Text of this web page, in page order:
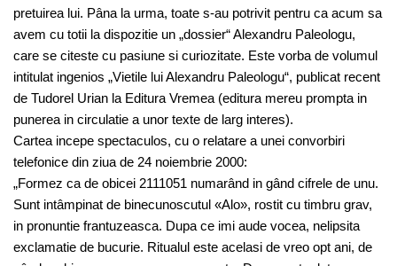
pretuirea lui. Pâna la urma, toate s-au potrivit pentru ca acum sa
avem cu totii la dispozitie un „dossier“ Alexandru Paleologu,
care se citeste cu pasiune si curiozitate. Este vorba de volumul
intitulat ingenios „Vietile lui Alexandru Paleologu“, publicat recent
de Tudorel Urian la Editura Vremea (editura mereu prompta in
punerea in circulatie a unor texte de larg interes).
Cartea incepe spectaculos, cu o relatare a unei convorbiri
telefonice din ziua de 24 noiembrie 2000:
„Formez ca de obicei 2111051 numarând in gând cifrele de unu.
Sunt intâmpinat de binecunoscutul «Alo», rostit cu timbru grav,
in pronuntie frantuzeasca. Dupa ce imi aude vocea, nelipsita
exclamatie de bucurie. Ritualul este acelasi de vreo opt ani, de